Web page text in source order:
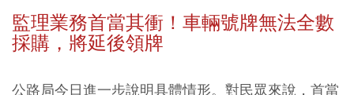
監理業務首當其衝！ 車輛號牌無法全數
採購，將延後領牌
公路局今日進一步說明具體情形。對民眾來說，首當